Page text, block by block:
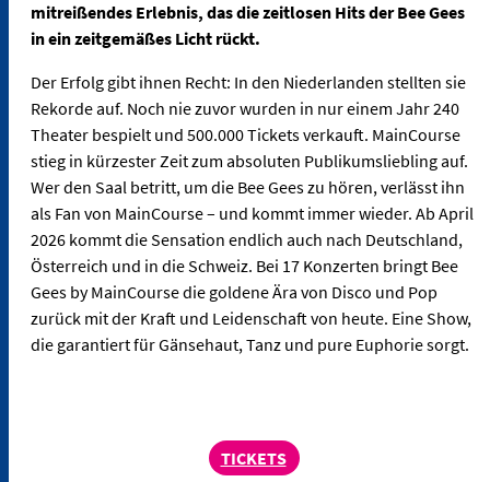
mitreißendes Erlebnis, das die zeitlosen Hits der Bee Gees
in ein zeitgemäßes Licht rückt.
Der Erfolg gibt ihnen Recht: In den Niederlanden stellten sie
Rekorde auf. Noch nie zuvor wurden in nur einem Jahr 240
Theater bespielt und 500.000 Tickets verkauft. MainCourse
stieg in kürzester Zeit zum absoluten Publikumsliebling auf.
Wer den Saal betritt, um die Bee Gees zu hören, verlässt ihn
als Fan von MainCourse – und kommt immer wieder. Ab April
2026 kommt die Sensation endlich auch nach Deutschland,
Österreich und in die Schweiz. Bei 17 Konzerten bringt Bee
Gees by MainCourse die goldene Ära von Disco und Pop
zurück mit der Kraft und Leidenschaft von heute. Eine Show,
die garantiert für Gänsehaut, Tanz und pure Euphorie sorgt.
TICKETS